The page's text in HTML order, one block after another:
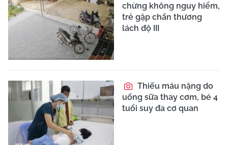
chừng không nguy hiểm,
trẻ gặp chấn thương
lách độ III
Thiếu máu nặng do
uống sữa thay cơm, bé 4
tuổi suy đa cơ quan